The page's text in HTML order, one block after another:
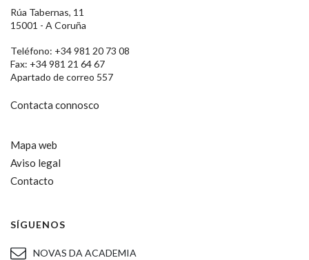
Rúa Tabernas, 11
15001 - A Coruña
Teléfono: +34 981 20 73 08
Fax: +34 981 21 64 67
Apartado de correo 557
Contacta connosco
Mapa web
Aviso legal
Contacto
SÍGUENOS
NOVAS DA ACADEMIA